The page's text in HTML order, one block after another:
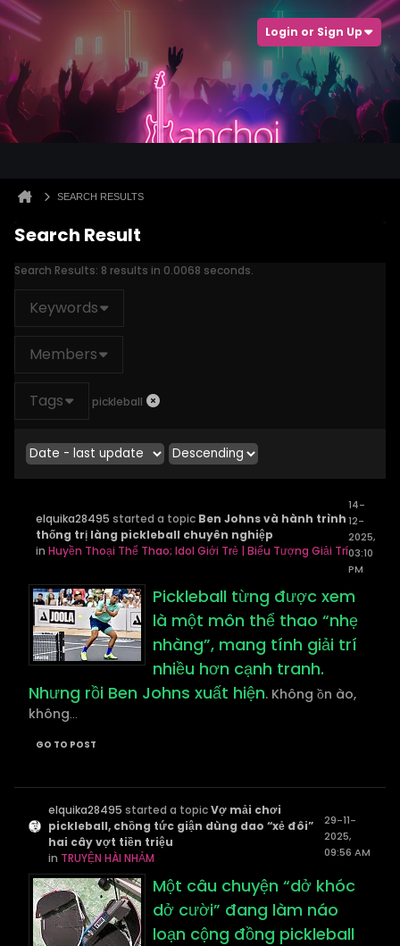
Login or Sign Up
SEARCH RESULTS
Search Result
Search Results: 8 results in 0.0068 seconds.
Keywords
Members
Tags pickleball
elquika28495 started a topic Ben Johns và hành trình
thống trị làng pickleball chuyên nghiệp
in Huyền Thoại Thể Thao; Idol Giới Trẻ | Biểu Tượng Giải Trí
14-
12-
2025,
03:10
PM
Pickleball từng được xem
là một môn thể thao “nhẹ
nhàng”, mang tính giải trí
nhiều hơn cạnh tranh.
Nhưng rồi Ben Johns xuất hiện. Không ồn ào,
không...
GO TO POST
elquika28495 started a topicVợ mải chơi
pickleball, chồng tức giận dùng dao “xẻ đôi”
hai cây vợt tiền triệu
in TRUYỆN HÀI NHẢM
29-11-
2025,
09:56 AM
Một câu chuyện “dở khóc
dở cười” đang làm náo
loạn cộng đồng pickleball